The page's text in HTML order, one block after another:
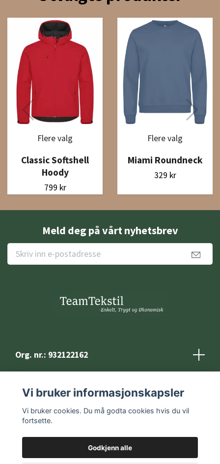
Flere valg
Classic Softshell
Hoody
799 kr
Flere valg
Miami Roundneck
329 kr
Meld deg på vårt nyhetsbrev
Org. nr.: 932122162
Kontakt
Vi bruker informasjonskapsler
Vi bruker cookies. Du må godta cookies hvis du vil
fortsette.
Godkjenn alle